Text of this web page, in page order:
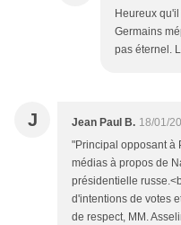
Heureux
Germains
pas éternel.
J Jean Paul B. 18/01/
"Principal opposant à
médias à propos de
présidentielle
d'intentions de votes
de respect, MM.